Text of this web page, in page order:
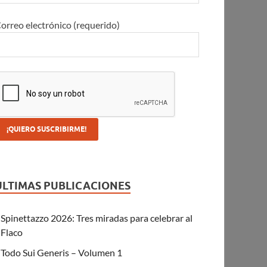
electrónico (requerido)
PUBLICACIONES
Spinettazzo 2026: Tres miradas para celebrar al
Flaco
Todo Sui Generis – Volumen 1